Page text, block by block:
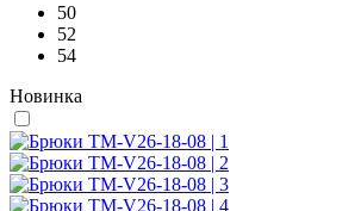
50
52
54
Новинка